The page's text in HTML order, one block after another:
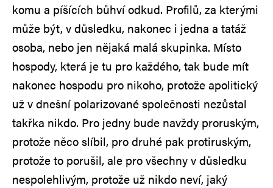
komu a píšících bůhví odkud. Profilů, za kterými
může být, v důsledku, nakonec i jedna a tatáž
osoba, nebo jen nějaká malá skupinka. Místo
hospody, která je tu pro každého, tak bude mít
nakonec hospodu pro nikoho, protože apolitický
už v dnešní polarizované společnosti nezůstal
takřka nikdo. Pro jedny bude navždy proruským,
protože něco slíbil, pro druhé pak protiruským,
protože to porušil, ale pro všechny v důsledku
nespolehlivým, protože už nikdo neví, jaký